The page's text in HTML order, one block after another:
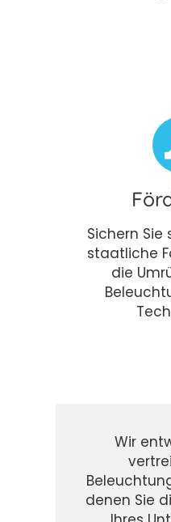
Sichern Sie
staatliche
die
Wir
denen Sie